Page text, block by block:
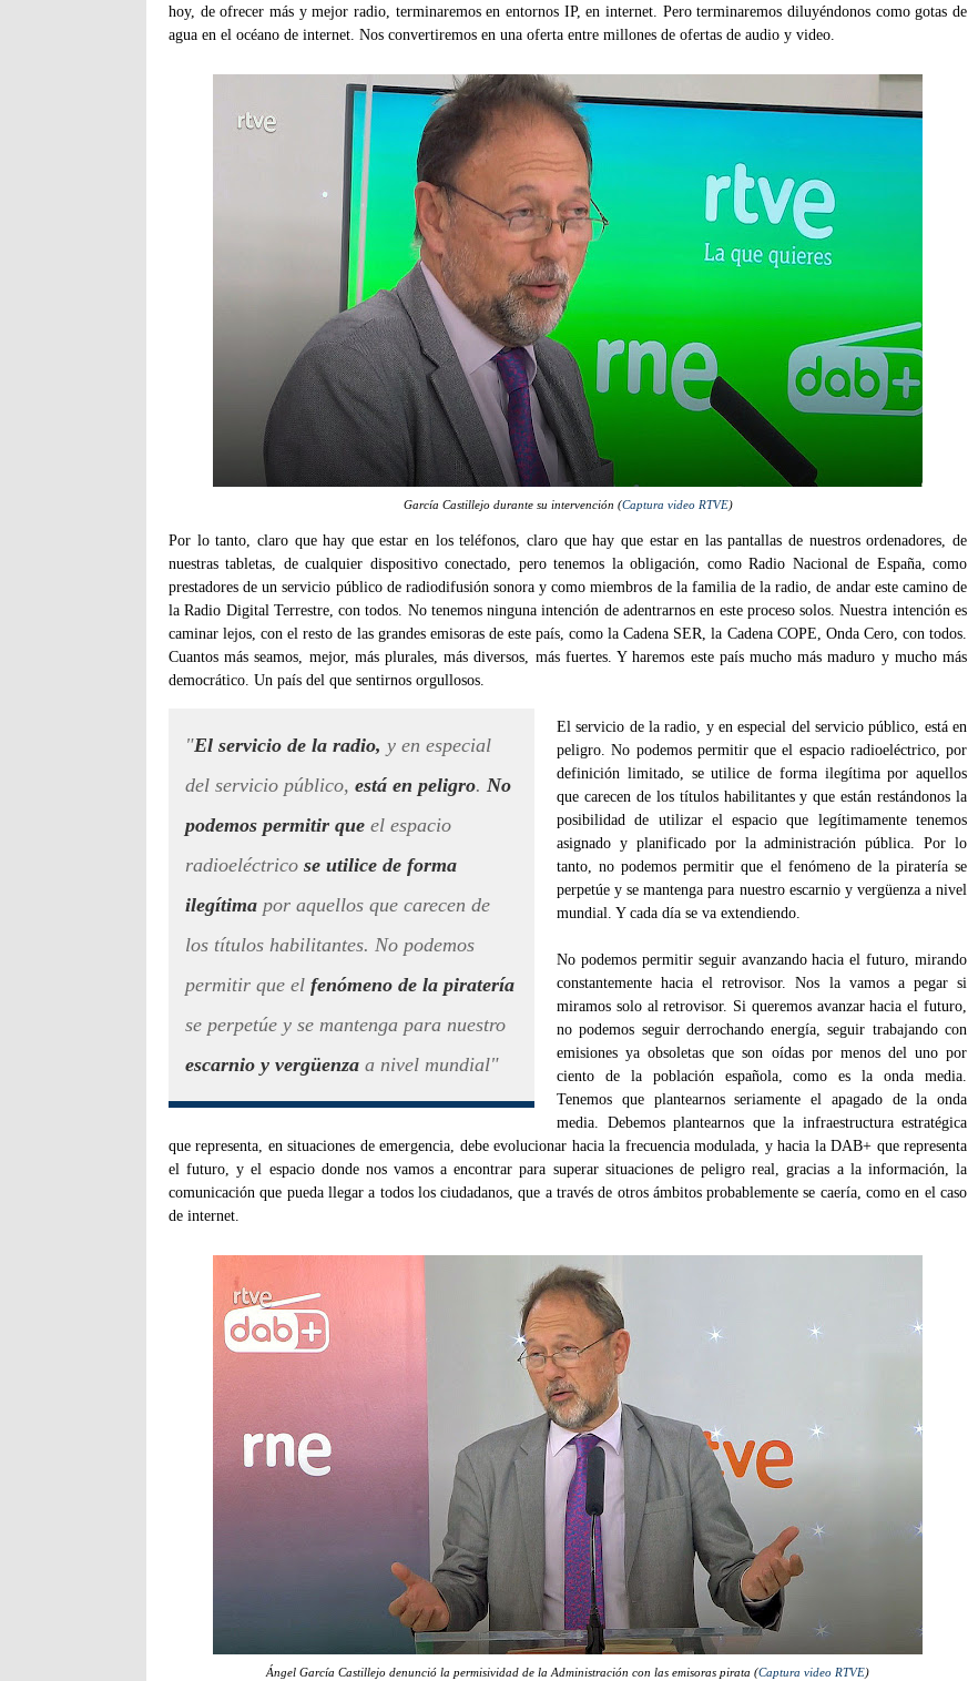
hoy, de ofrecer más y mejor radio, terminaremos en entornos IP, en internet. Pero terminaremos diluyéndonos como gotas de
agua en el océano de internet. Nos convertiremos en una oferta entre millones de ofertas de audio y video.
García Castillejo durante su intervención (Captura video RTVE)
Por lo tanto, claro que hay que estar en los teléfonos, claro que hay que estar en las pantallas de nuestros ordenadores, de
nuestras tabletas, de cualquier dispositivo conectado, pero tenemos la obligación, como Radio Nacional de España, como
prestadores de un servicio público de radiodifusión sonora y como miembros de la familia de la radio, de andar este camino de
la Radio Digital Terrestre, con todos. No tenemos ninguna intención de adentrarnos en este proceso solos. Nuestra intención es
caminar lejos, con el resto de las grandes emisoras de este país, como la Cadena SER, la Cadena COPE, Onda Cero, con todos.
Cuantos más seamos, mejor, más plurales, más diversos, más fuertes. Y haremos este país mucho más maduro y mucho más
democrático. Un país del que sentirnos orgullosos.
"El servicio de la radio, y en especial
del servicio público, está en peligro. No
podemos permitir que el espacio
radioeléctrico se utilice de forma
ilegítima por aquellos que carecen de
los títulos habilitantes. No podemos
permitir que el fenómeno de la piratería
se perpetúe y se mantenga para nuestro
escarnio y vergüenza a nivel mundial"
El servicio de la radio, y en especial del servicio público, está en
peligro. No podemos permitir que el espacio radioeléctrico, por
definición limitado, se utilice de forma ilegítima por aquellos
que carecen de los títulos habilitantes y que están restándonos la
posibilidad de utilizar el espacio que legítimamente tenemos
asignado y planificado por la administración pública. Por lo
tanto, no podemos permitir que el fenómeno de la piratería se
perpetúe y se mantenga para nuestro escarnio y vergüenza a nivel
mundial. Y cada día se va extendiendo.
No podemos permitir seguir avanzando hacia el futuro, mirando
constantemente hacia el retrovisor. Nos la vamos a pegar si
miramos solo al retrovisor. Si queremos avanzar hacia el futuro,
no podemos seguir derrochando energía, seguir trabajando con
emisiones ya obsoletas que son oídas por menos del uno por
ciento de la población española, como es la onda media.
Tenemos que plantearnos seriamente el apagado de la onda
media. Debemos plantearnos que la infraestructura estratégica
que representa, en situaciones de emergencia, debe evolucionar hacia la frecuencia modulada, y hacia la DAB+ que representa
el futuro, y el espacio donde nos vamos a encontrar para superar situaciones de peligro real, gracias a la información, la
comunicación que pueda llegar a todos los ciudadanos, que a través de otros ámbitos probablemente se caería, como en el caso
de internet.
Ángel García Castillejo denunció la permisividad de la Administración con las emisoras pirata (Captura video RTVE)